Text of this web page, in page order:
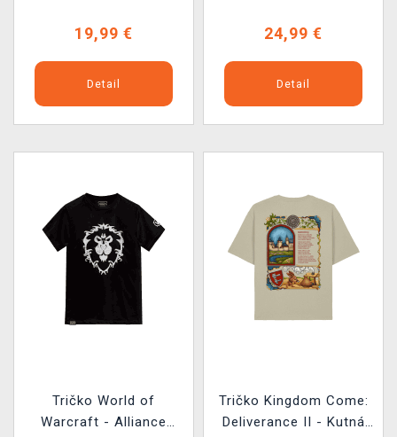
19,99 €
Detail
24,99 €
Detail
Tričko World of
Warcraft - Alliance
Tričko Kingdom Come:
Deliverance II - Kutná